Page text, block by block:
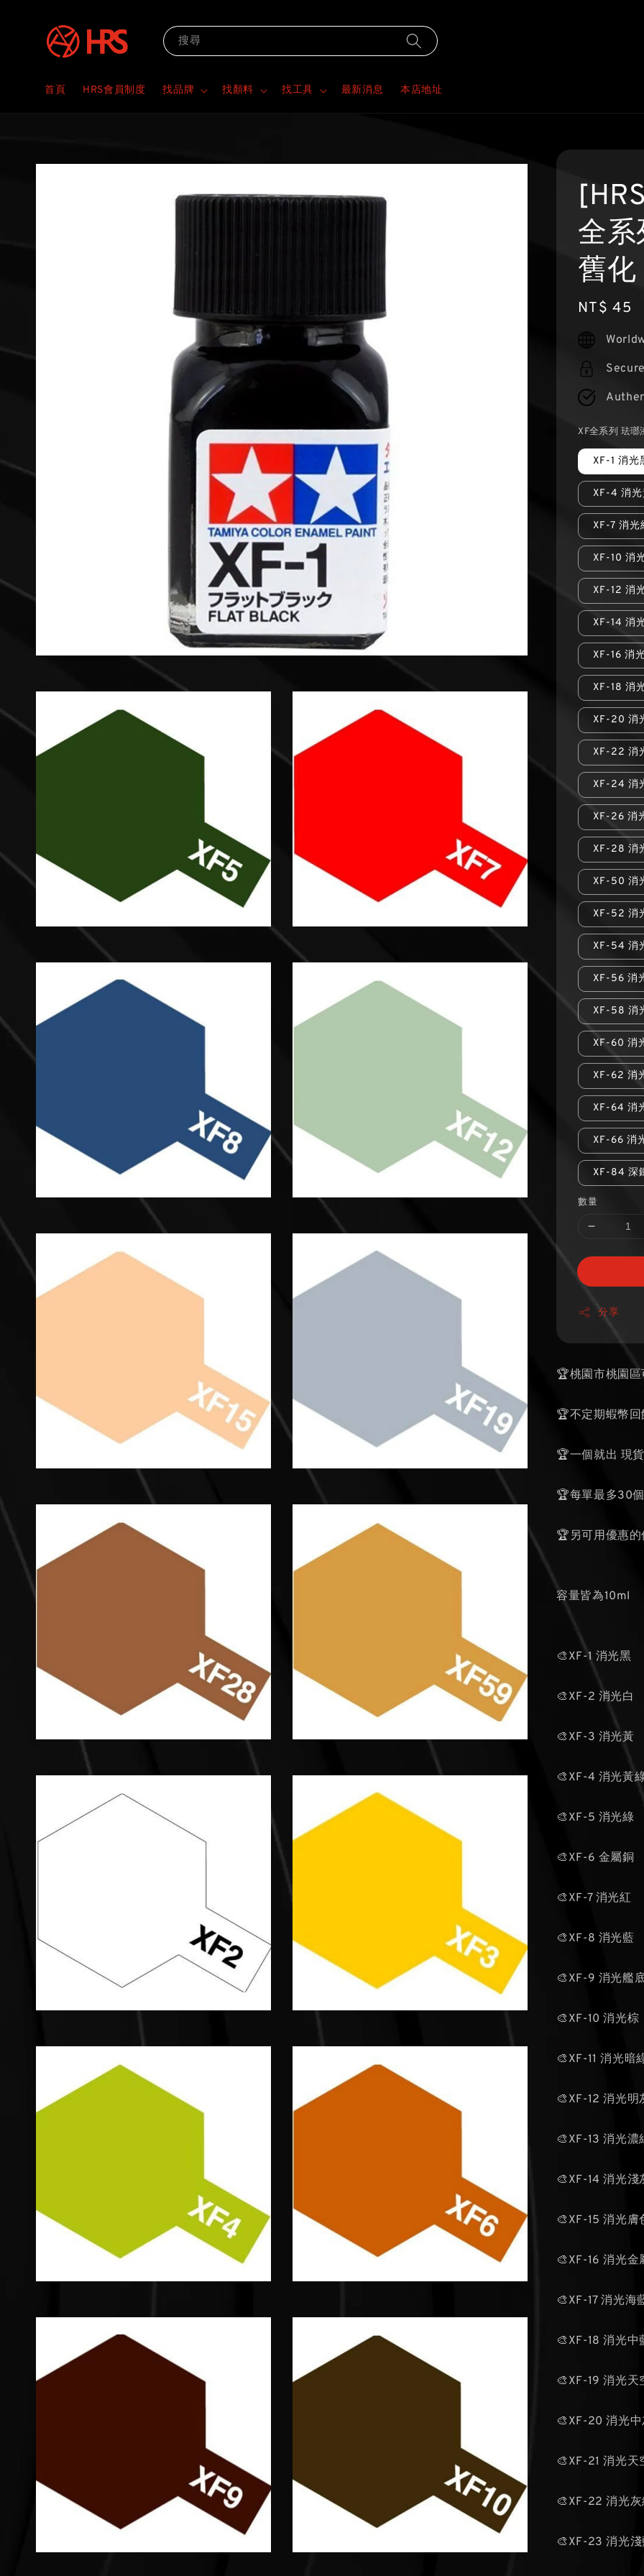
搜尋
首頁 HRS會員制度 找品牌 找顏料 找工具 最新消息 本店地址
全
舊化
Regular
price
NT$ 45
XF全系列 珐瑯
XF-1 消光
XF-4 消
XF-7 消光
XF-10 消
XF-12 消
XF-14 消
XF-16 消
XF-18 消
XF-20 消
XF-22 消
XF-24 消
XF-26 消
XF-28 消
XF-50 消
XF-52 消
XF-54 消
XF-56 消
XF-58 消
XF-60 消
XF-62 消
XF-64 消
XF-66 消
XF-84 深
數量
分享
🏆桃園市桃園
🏆不定期蝦幣
🏆一個就出 現
🏆每單最多30個
🏆另可用優惠
容量皆為10ml
🎨XF-1 消光黑
🎨XF-2 消光白
🎨XF-3 消光黃
🎨XF-4 消光黃
🎨XF-5 消光綠
🎨XF-6 金屬銅
🎨XF-7 消光紅
🎨XF-8 消光藍
🎨XF-9 消光艦
🎨XF-10 消光棕
🎨XF-11 消光暗
🎨XF-12 消光明
🎨XF-13 消光濃
🎨XF-14 消光淺
🎨XF-15 消光膚
🎨XF-16 消光金
🎨XF-17 消光海
🎨XF-18 消光中
🎨XF-19 消光天
🎨XF-20 消光
🎨XF-21 消光天
🎨XF-22 消光
🎨XF-23 消光